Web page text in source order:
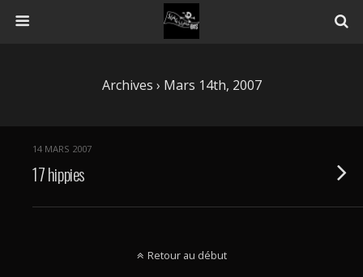
Archives › Mars 14th, 2007
14 MARS 2007
17 hippies
Retour au début